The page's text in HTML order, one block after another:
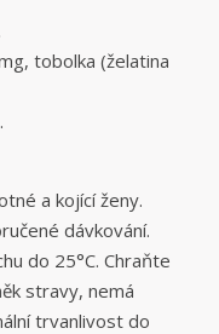
tobolka (želatina
a kojící ženy.
dávkování.
do 25°C. Chraňte
stravy, nemá
trvanlivost do